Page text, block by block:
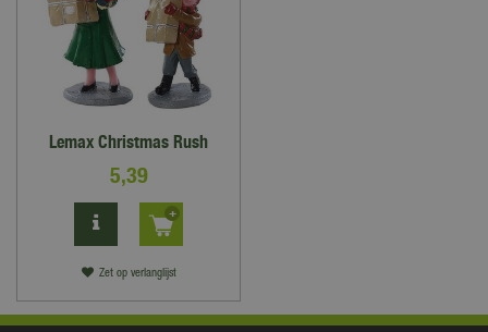
Lemax Christmas Rush
5,39
Zet op verlanglijst